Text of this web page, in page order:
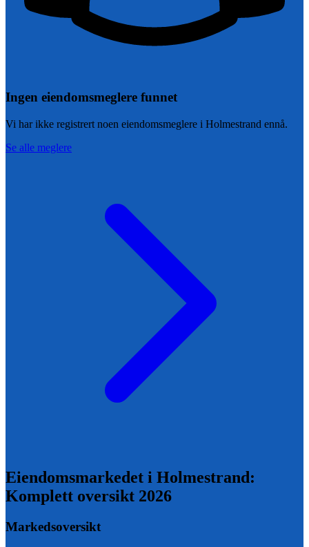
Ingen eiendomsmeglere funnet
Vi har ikke registrert noen eiendomsmeglere i Holmestrand ennå.
Se alle meglere
Eiendomsmarkedet i Holmestrand:
Komplett oversikt 2026
Markedsoversikt